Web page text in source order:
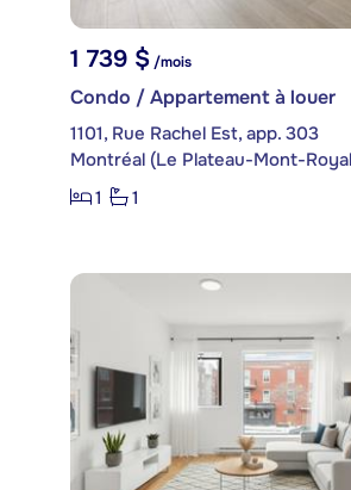
1 739 $ /mois
Condo / Appartement à louer
1101, Rue Rachel Est, app. 303
Montréal (Le Plateau-Mont-
1
1